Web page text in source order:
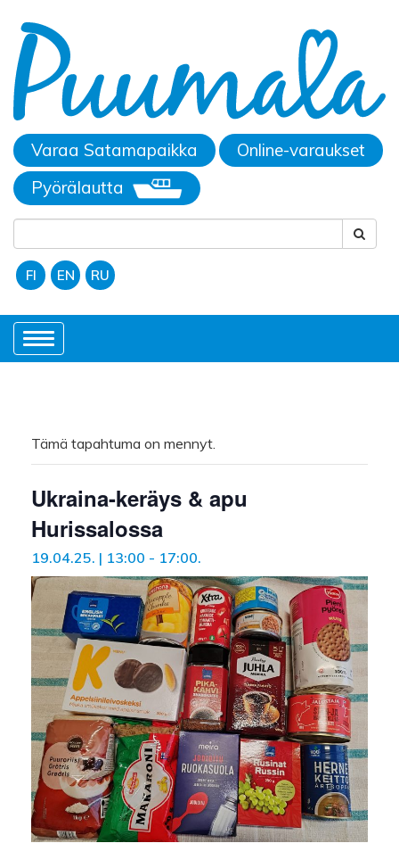
Varaa Satamapaikka
Online-varaukset
Pyörälautta
FI EN RU
Toggle
navigation
Tämä tapahtuma on mennyt.
Ukraina-keräys & apu
Hurissalossa
19.04.25. | 13:00 - 17:00.